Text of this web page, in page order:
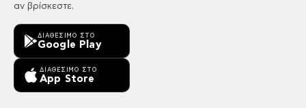
αν βρίσκεστε.
ΔΙΑΘΈΣΙΜΟ ΣΤΟ
Google Play
ΔΙΑΘΈΣΙΜΟ ΣΤΟ
App Store